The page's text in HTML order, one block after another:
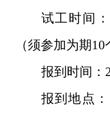
试工时间：
（须参加为期10
报到时间：
报到地点